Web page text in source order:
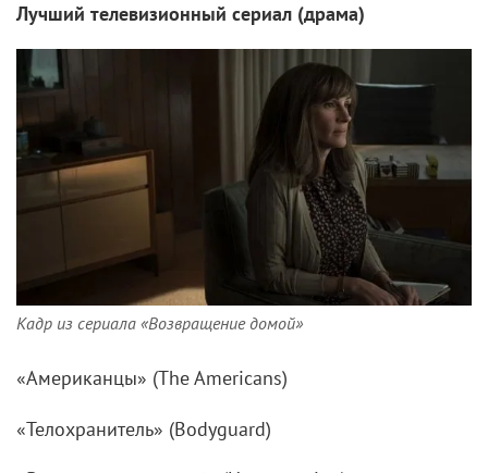
Лучший телевизионный сериал (драма)
Кадр из сериала «Возвращение домой»
«Американцы» (The Americans)
«Телохранитель» (Bodyguard)